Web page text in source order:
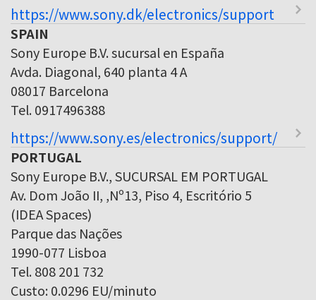
https://www.sony.dk/electronics/support
SPAIN
Sony Europe B.V. sucursal en España
Avda. Diagonal, 640 planta 4 A
08017 Barcelona
Tel. 0917496388
https://www.sony.es/electronics/support/
PORTUGAL
Sony Europe B.V., SUCURSAL EM PORTUGAL
Av. Dom João II, ,Nº13, Piso 4, Escritório 5
(IDEA Spaces)
Parque das Nações
1990-077 Lisboa
Tel. 808 201 732
Custo: 0.0296 EU/minuto